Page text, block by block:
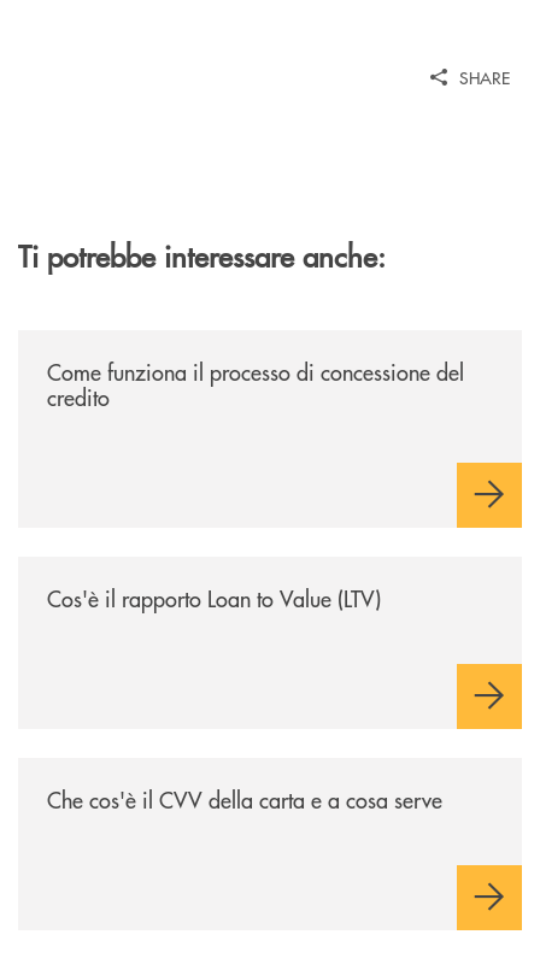
SHARE
Ti potrebbe interessare anche:
Come funziona il processo di concessione del
credito
Cos'è il rapporto Loan to Value (LTV)
Che cos'è il CVV della carta e a cosa serve